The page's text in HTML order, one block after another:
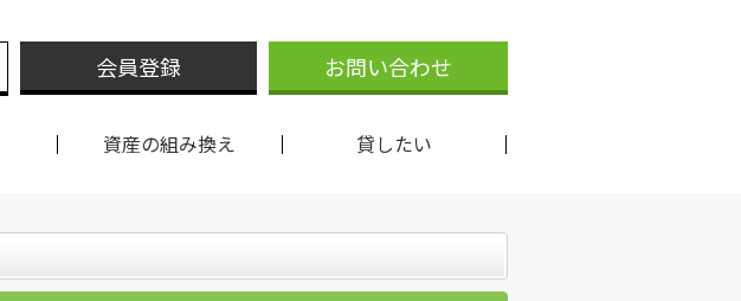
会員登録 お問い合わせ
資産の組み換え 貸したい